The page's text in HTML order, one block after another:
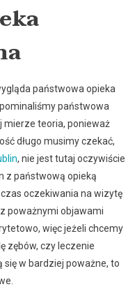
państwowa opieka
państwowa
mierze teoria, ponieważ
długo musimy czekać,
, nie jest tutaj oczywiście
z państwową opieką
oczekiwania na wizytę
poważnymi objawami
więc jeżeli chcemy
zębów, czy leczenie
w bardziej poważne, to